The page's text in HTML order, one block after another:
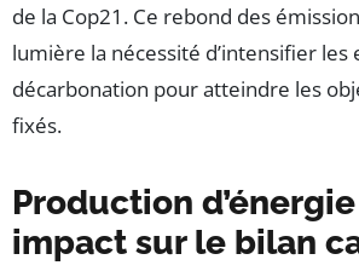
de la Cop21. Ce rebond des
lumière la nécessité d’intensifier les
décarbonation pour atteindre les
fixés.
Production
impact sur le bilan